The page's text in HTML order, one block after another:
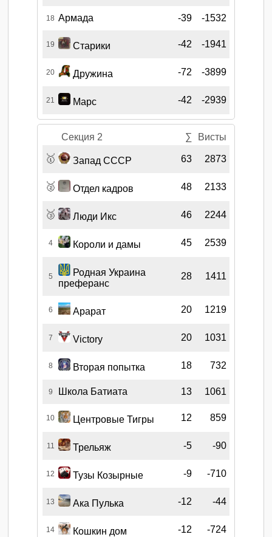
18 Армада -39 -1532
19 Старики -42 -1941
20 Дружина -72 -3899
21 Марс -42 -2939
Секция 2 ∑ Висты
🥇 Запад СССР 63 2873
🥈 Отдел кадров 48 2133
🥉 Люди Икс 46 2244
4 Короли и дамы 45 2539
5
Родная Украина
преферанс
28 1411
6 Арарат 20 1219
7 Victory 20 1031
8 Вторая попытка 18 732
9 Школа Батиата 13 1061
10 Центровые Тигры 12 859
11 Трельяж -5 -90
12 Тузы Козырные -9 -710
13 Ака Пулька -12 -44
14 Кошкин дом -12 -724